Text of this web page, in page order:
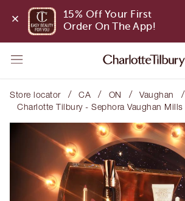
15% Off Your First
Order On The App!
Store locator / CA / ON / Vaughan /
Charlotte Tilbury - Sephora Vaughan Mills